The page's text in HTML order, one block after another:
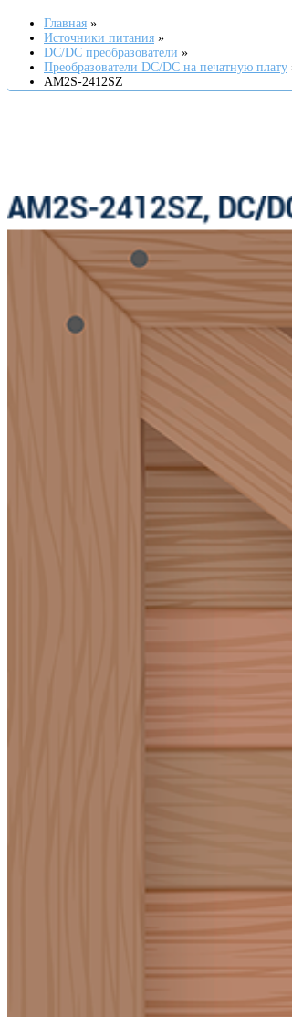
Главная
Источники питания
DC/DC преобразователи
Преобразователи DC/DC на печатную плату
AM2S-2412SZ